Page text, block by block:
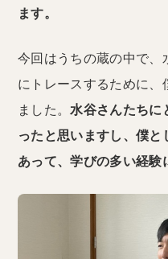
ます。
今回はうちの蔵の中で、
にトレースするために、
ました。水谷さんたちに
ったと思いますし、僕
あって、学びの多い経験